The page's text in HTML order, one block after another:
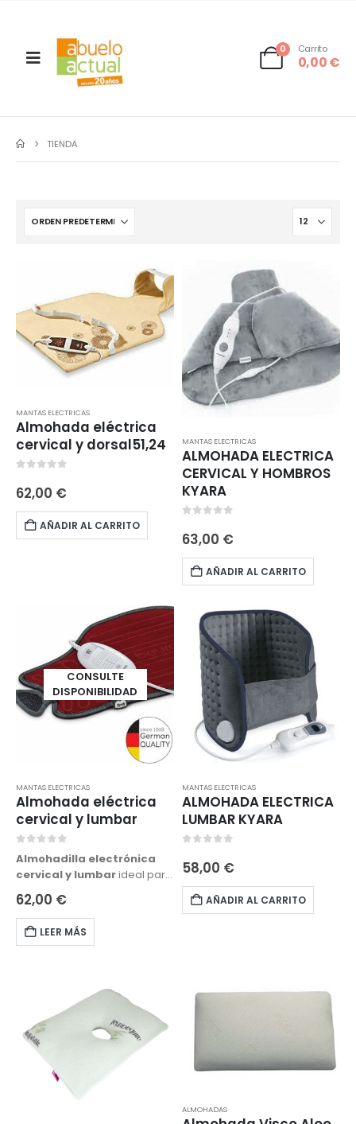
0 Carrito
0,00€
TIENDA
MANTAS ELECTRICAS
Almohada eléctrica
cervical y dorsal51,24
62,00 €
AÑADIR AL CARRITO
MANTAS ELECTRICAS
ALMOHADA ELECTRICA
CERVICAL Y HOMBROS
KYARA
63,00 €
AÑADIR AL CARRITO
CONSULTE
DISPONIBILIDAD
MANTAS ELECTRICAS
Almohada eléctrica
cervical y lumbar
Almohadilla electrónica
cervical y lumbarideal para
cuidar los dolores de lumbar y
cervical. Su forma de cinturón
y una cinta elástica de
prolongación permiten que
que se adapte acualquier
perímetro abdominal.
62,00 €
LEER MÁS
MANTAS ELECTRICAS
ALMOHADA ELECTRICA
LUMBAR KYARA
58,00 €
AÑADIR AL CARRITO
ALMOHADAS